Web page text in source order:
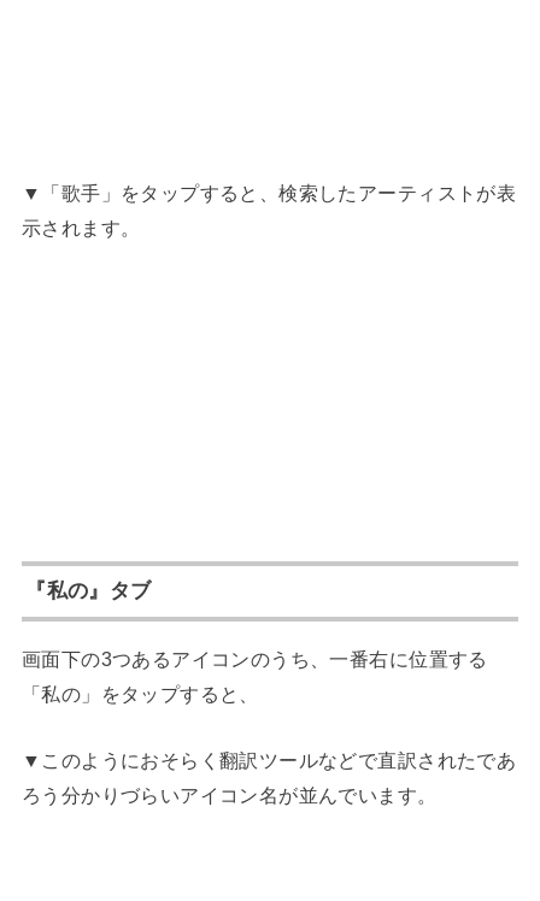
▼「歌手」をタップすると、検索したアーティストが表
示されます。
『私の』タブ
画面下の3つあるアイコンのうち、一番右に位置する
「私の」をタップすると、
▼このようにおそらく翻訳ツールなどで直訳されたであ
ろう分かりづらいアイコン名が並んでいます。